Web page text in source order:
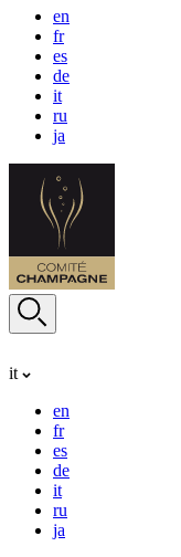
en
fr
es
de
it
ru
ja
it
en
fr
es
de
it
ru
ja